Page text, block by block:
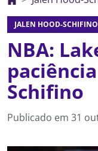
JALEN HOOD-SCHIFINO
NBA:
Schifino
Publicado em 31